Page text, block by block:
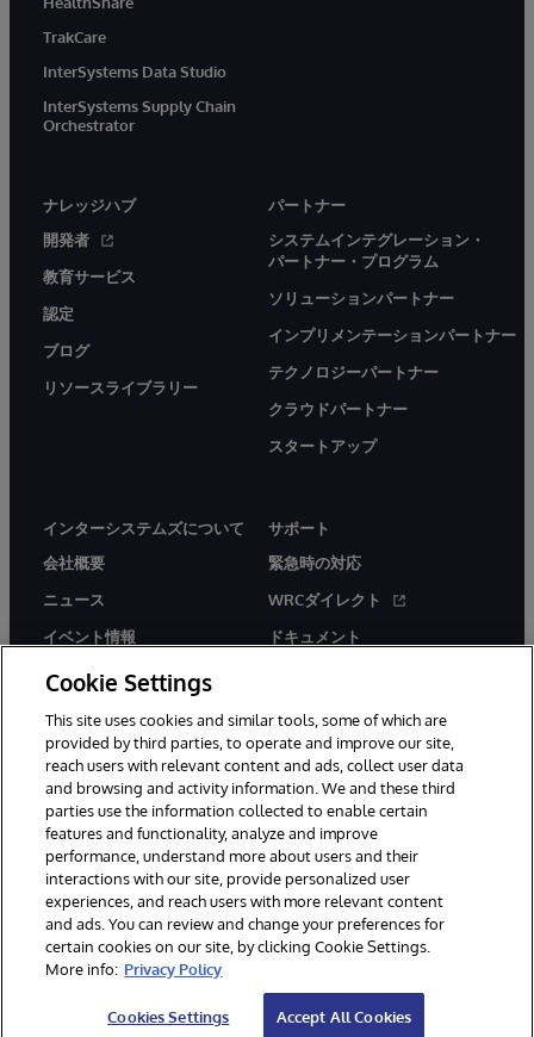
TrakCare
InterSystems Data Studio
InterSystems Supply Chain
Orchestrator
ナレッジハブ
開発者
教育サービス
認定
ブログ
リソースライブラリー
パートナー
システムインテグレーション・
パートナー・プログラム
ソリューションパートナー
インプリメンテーションパートナー
テクノロジーパートナー
クラウドパートナー
スタートアップ
インターシステムズについて
会社概要
ニュース
イベント情報
採用情報
サポート
緊急時の対応
WRCダイレクト
ドキュメント
© 1996-2026Y InterSystems Corporation, Boston, MA. All Rights
Reserved.
お知らせ／ご利用規約
プライバシーステートメント
保証について
アクセシビリティ
Cookie Settings
This site uses cookies and similar tools, some of which are
provided by third parties, to operate and improve our site,
reach users with relevant content and ads, collect user data
and browsing and activity information. We and these third
parties use the information collected to enable certain
features and functionality, analyze and improve
performance, understand more about users and their
interactions with our site, provide personalized user
experiences, and reach users with more relevant content
and ads. You can review and change your preferences for
certain cookies on our site, by clicking Cookie Settings.
More info: Privacy Policy
Cookies Settings Accept All Cookies